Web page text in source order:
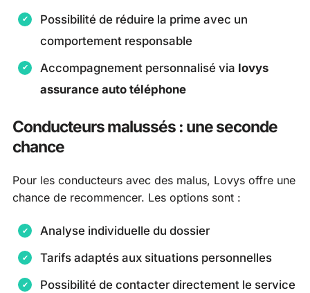
Possibilité de réduire la prime avec un
comportement responsable
Accompagnement personnalisé via lovys
assurance auto téléphone
Conducteurs malussés : une seconde
chance
Pour les conducteurs avec des malus, Lovys offre une
chance de recommencer. Les options sont :
Analyse individuelle du dossier
Tarifs adaptés aux situations personnelles
Possibilité de contacter directement le service